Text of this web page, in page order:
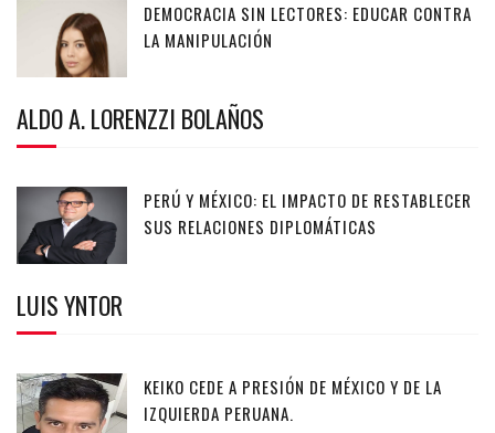
DEMOCRACIA SIN LECTORES: EDUCAR CONTRA
LA MANIPULACIÓN
ALDO A. LORENZZI BOLAÑOS
PERÚ Y MÉXICO: EL IMPACTO DE RESTABLECER
SUS RELACIONES DIPLOMÁTICAS
LUIS YNTOR
KEIKO CEDE A PRESIÓN DE MÉXICO Y DE LA
IZQUIERDA PERUANA.